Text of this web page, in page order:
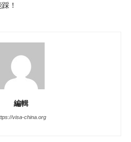
！
編輯
visa-china.org